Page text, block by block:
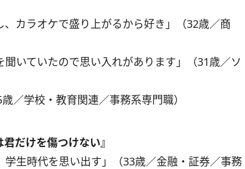
、カラオケで盛り上がるから好き」（32歳／商
聞いていたので思い入れがあります」（31歳／ソ
／学校・教育関連／事務系専門職）
だけを傷つけない』
学生時代を思い出す」（33歳／金融・証券／事務